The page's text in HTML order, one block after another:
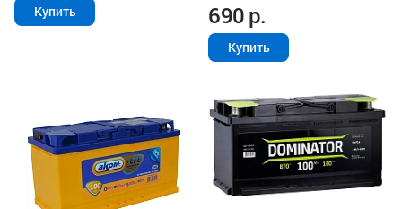
Купить 690р.
Купить